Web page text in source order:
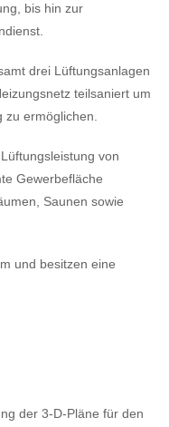
bis hin zur
drei Lüftungsanlagen
teilsaniert um
ermöglichen.
von
Gewerbefläche
Saunen sowie
und besitzen eine
der 3-D-Pläne für den